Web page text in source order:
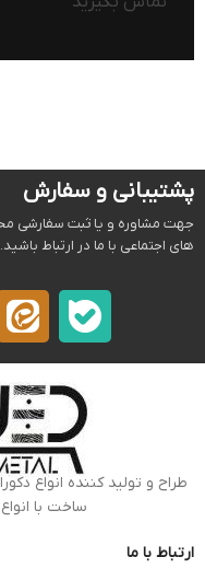
پشتیبانی و سفارش
جهت مشاوره و یا ثبت سفارشی
های اجتماعی با ما در ارتباط باشید.
طراح و تولید کننده انواع
ساخت با
ارتباط با ما